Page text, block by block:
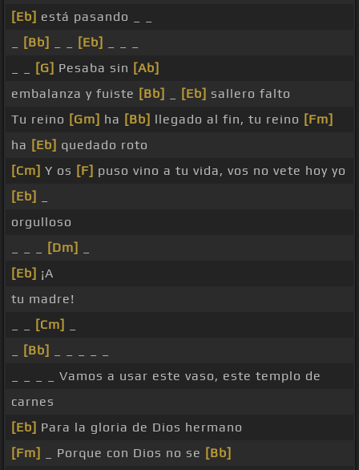
[Eb] está pasando _ _
[Bb] [Eb]
[G] Pesaba sin [Ab]
embalanza y fuiste [Bb] [Eb] sallero falto
Tu reino [Gm] ha [Bb] llegado al fin, tu reino [Fm]
ha [Eb] quedado roto
[Cm] Y os [F] puso vino a tu vida, vos no vete hoy yo
[Eb]
orgulloso
[Dm]
[Eb] ¡A
tu madre!
[Cm]
[Bb]
_ _ _ _ Vamos a usar este vaso, este templo de
carnes
[Eb] Para la gloria de Dios hermano
[Fm]
_ Porque con Dios no se [Bb]